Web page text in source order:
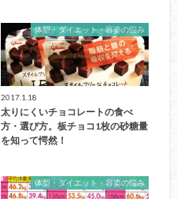
体型・ダイエット・容姿の悩み
2017.1.18
太りにくいチョコレートの食べ
方・選び方。板チョコ1枚の砂糖量
を知って愕然！
体型・ダイエット・容姿の悩み